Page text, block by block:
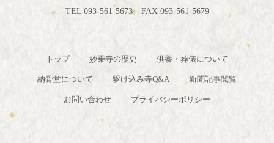
TEL 093-561-5673 FAX 093-561-5679
トップ 妙乗寺の歴史 供養・葬儀について
納骨堂について 駆け込み寺Q&A 新聞記事閲覧
お問い合わせ プライバシーポリシー